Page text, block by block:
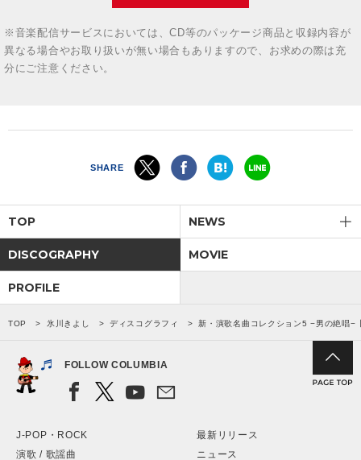
※音楽配信サービスにおいては、CD等のパッケージ商品と収録内容が
異なる場合やお取り扱いが無い場合もありますので、お求めの際は充
分にご注意ください。
SHARE
TOP NEWS
DISCOGRAPHY MOVIE
PROFILE
TOP 氷川きよし ディスコグラフィ 新・演歌名曲コレクション5 −男の絶唱−
FOLLOW COLUMBIA
J-POP・ROCK
演歌 / 歌謡曲
最新リリース
ニュース